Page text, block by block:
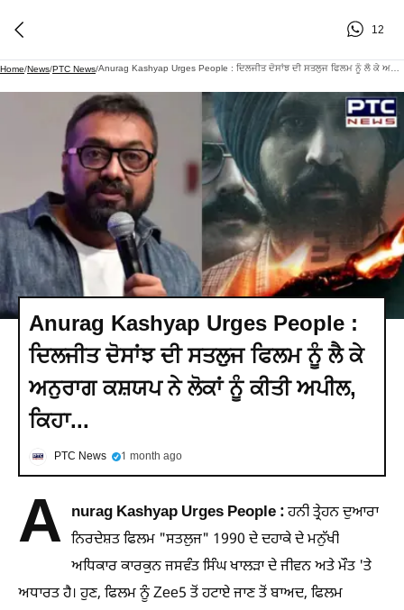
12
Home/News/PTC News/
Anurag Kashyap Urges People :
ਦਿਲਜੀਤ ਦੋਸਾਂਝ ਦੀ ਸਤਲੁਜ ਫਿਲਮ ਨੂੰ ਲੈ ਕੇ
ਅਨੁਰਾਗ ਕਸ਼ਯਪ ਨੇ ਲੋਕਾਂ ਨੂੰ ਕੀਤੀ ਅਪੀਲ,
ਕਿਹਾ...
PTC News 1 month ago
A nurag Kashyap Urges People :ਹਨੀ ਤ੍ਰੇਹਨ ਦੁਆਰਾ
ਨਿਰਦੇਸ਼ਤ ਫਿਲਮ "ਸਤਲੁਜ" 1990 ਦੇ ਦਹਾਕੇ ਦੇ ਮਨੁੱਖੀ
ਅਧਿਕਾਰ ਕਾਰਕੁਨ ਜਸਵੰਤ ਸਿੰਘ ਖਾਲੜਾ ਦੇ ਜੀਵਨ ਅਤੇ ਮੌਤ 'ਤੇ
ਅਧਾਰਤ ਹੈ। ਹੁਣ, ਫਿਲਮ ਨੂੰ Zee5 ਤੋਂ ਹਟਾਏ ਜਾਣ ਤੋਂ ਬਾਅਦ, ਫਿਲਮ